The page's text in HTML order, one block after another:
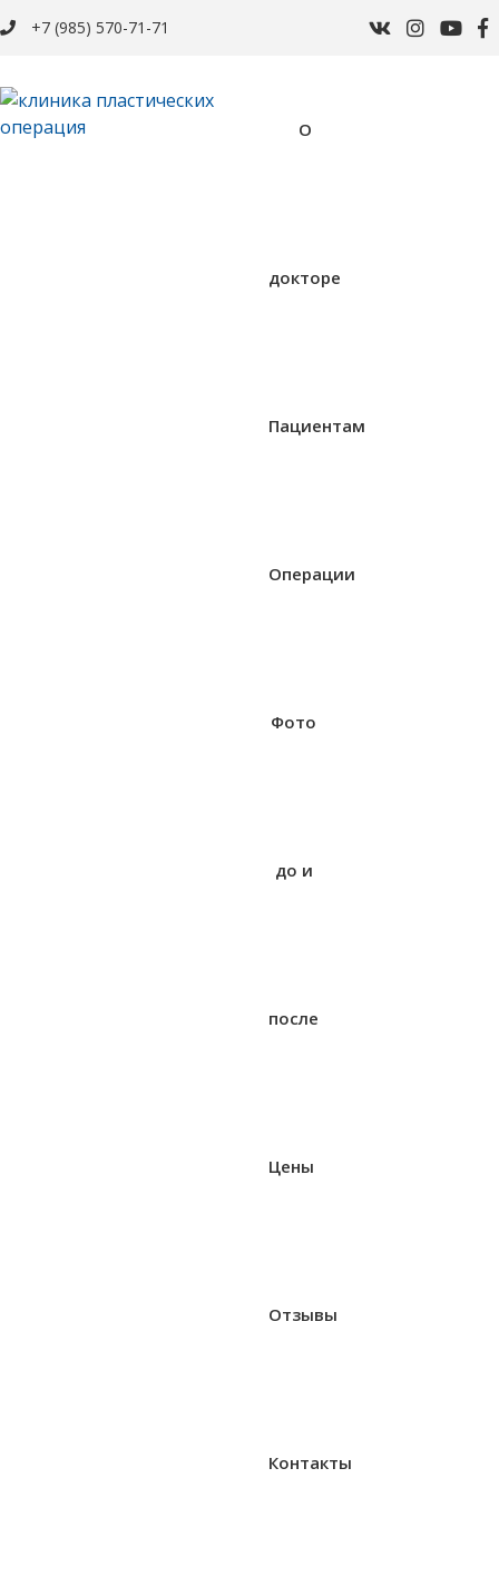
+7 (985) 570-71-71
О
докторе
Пациентам
Операции
Фото
до и
после
Цены
Отзывы
Контакты